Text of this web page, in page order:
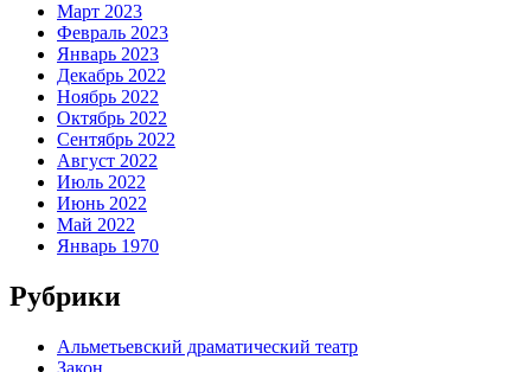
Март 2023
Февраль 2023
Январь 2023
Декабрь 2022
Ноябрь 2022
Октябрь 2022
Сентябрь 2022
Август 2022
Июль 2022
Июнь 2022
Май 2022
Январь 1970
Рубрики
Альметьевский драматический театр
Закон